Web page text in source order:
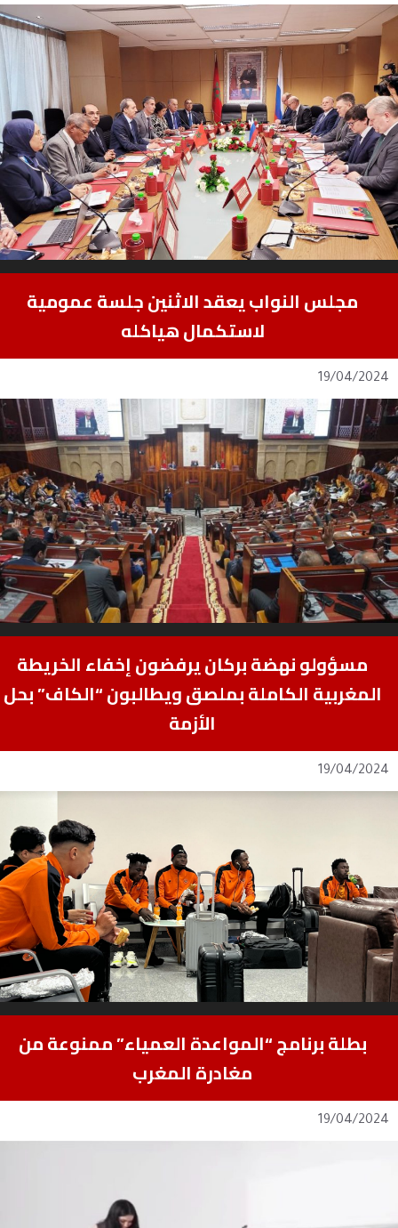
مجلس النواب يعقد الاثنين جلسة عمومية
لاستكمال هياكله
19/04/2024
مسؤولو نهضة بركان يرفضون إخفاء الخريطة
المغربية الكاملة بملصق ويطالبون “الكاف” بحل
الأزمة
19/04/2024
بطلة برنامج “المواعدة العمياء” ممنوعة من
مغادرة المغرب
19/04/2024